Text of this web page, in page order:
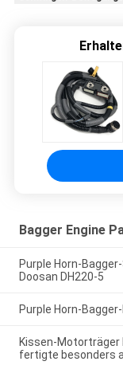
Bagger Engine
Purple Horn-
Doosan DH220-5
Purple Horn-
Kissen-Motorträger
fertigte besonders